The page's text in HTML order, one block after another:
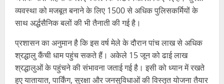
व्यवस्था को मजबूत बनाने के लिए 1500 से अधिक पुलिसकर्मियों के
साथ अर्द्धसैनिक बलों की भी तैनाती की गई है।
प्रशासन का अनुमान है कि इस वर्ष मेले के दौरान पांच लाख से अधिक
श्रद्धालु कैंची धाम पहुंच सकते हैं। अकेले 15 जून को ढाई लाख
श्रद्धालुओं के पहुंचने की संभावना जताई गई है। इसी को ध्यान में रखते
हुए यातायात, पार्किंग, सुरक्षा और जनसुविधाओं की विस्तृत योजना तैयार